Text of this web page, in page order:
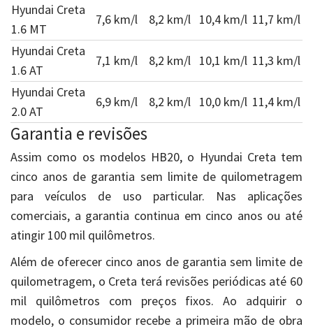
Hyundai Creta
1.6 MT
7,6 km/l 8,2 km/l 10,4 km/l 11,7 km/l
Hyundai Creta
1.6 AT
7,1 km/l 8,2 km/l 10,1 km/l 11,3 km/l
Hyundai Creta
2.0 AT
6,9 km/l 8,2 km/l 10,0 km/l 11,4 km/l
Garantia e revisões
Assim como os modelos HB20, o Hyundai Creta tem
cinco anos de garantia sem limite de quilometragem
para veículos de uso particular. Nas aplicações
comerciais, a garantia continua em cinco anos ou até
atingir 100 mil quilômetros.
Além de oferecer cinco anos de garantia sem limite de
quilometragem, o Creta terá revisões periódicas até 60
mil quilômetros com preços fixos. Ao adquirir o
modelo, o consumidor recebe a primeira mão de obra